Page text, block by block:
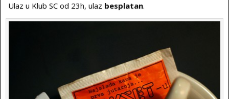
Ulaz u Klub SC od 23h, ulaz besplatan.